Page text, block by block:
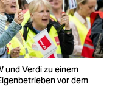
und Verdi zu einem
vor dem